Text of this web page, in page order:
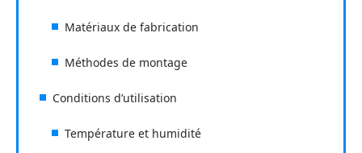
Matériaux de fabrication
Méthodes de montage
Conditions d’utilisation
Température et humidité